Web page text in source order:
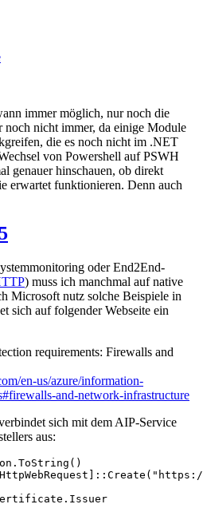
immer möglich, nur noch die
noch nicht immer, da einige Module
die es noch nicht im .NET
von Powershell auf PSWH
genauer hinschauen, ob direkt
erwartet funktionieren. Denn auch
oder End2End-
) muss ich manchmal auf native
Microsoft nutz solche Beispiele in
sich auf folgender Webseite ein
requirements: Firewalls and
en-us/azure/information-
and-network-infrastructure
sich mit dem AIP-Service
aus: